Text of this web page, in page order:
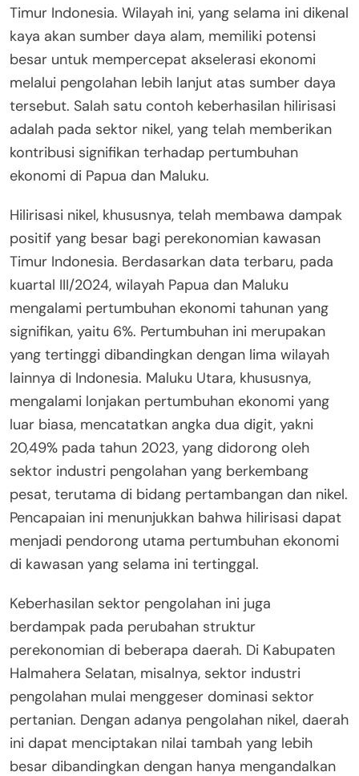
Timur Indonesia. Wilayah ini, yang selama ini dikenal
kaya akan sumber daya alam, memiliki potensi
besar untuk mempercepat akselerasi ekonomi
melalui pengolahan lebih lanjut atas sumber daya
tersebut. Salah satu contoh keberhasilan hilirisasi
adalah pada sektor nikel, yang telah memberikan
kontribusi signifikan terhadap pertumbuhan
ekonomi di Papua dan Maluku.
Hilirisasi nikel, khususnya, telah membawa dampak
positif yang besar bagi perekonomian kawasan
Timur Indonesia. Berdasarkan data terbaru, pada
kuartal III/2024, wilayah Papua dan Maluku
mengalami pertumbuhan ekonomi tahunan yang
signifikan, yaitu 6%. Pertumbuhan ini merupakan
yang tertinggi dibandingkan dengan lima wilayah
lainnya di Indonesia. Maluku Utara, khususnya,
mengalami lonjakan pertumbuhan ekonomi yang
luar biasa, mencatatkan angka dua digit, yakni
20,49% pada tahun 2023, yang didorong oleh
sektor industri pengolahan yang berkembang
pesat, terutama di bidang pertambangan dan nikel.
Pencapaian ini menunjukkan bahwa hilirisasi dapat
menjadi pendorong utama pertumbuhan ekonomi
di kawasan yang selama ini tertinggal.
Keberhasilan sektor pengolahan ini juga
berdampak pada perubahan struktur
perekonomian di beberapa daerah. Di Kabupaten
Halmahera Selatan, misalnya, sektor industri
pengolahan mulai menggeser dominasi sektor
pertanian. Dengan adanya pengolahan nikel, daerah
ini dapat menciptakan nilai tambah yang lebih
besar dibandingkan dengan hanya mengandalkan